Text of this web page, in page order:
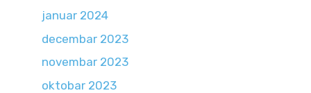
januar 2024
decembar 2023
novembar 2023
oktobar 2023